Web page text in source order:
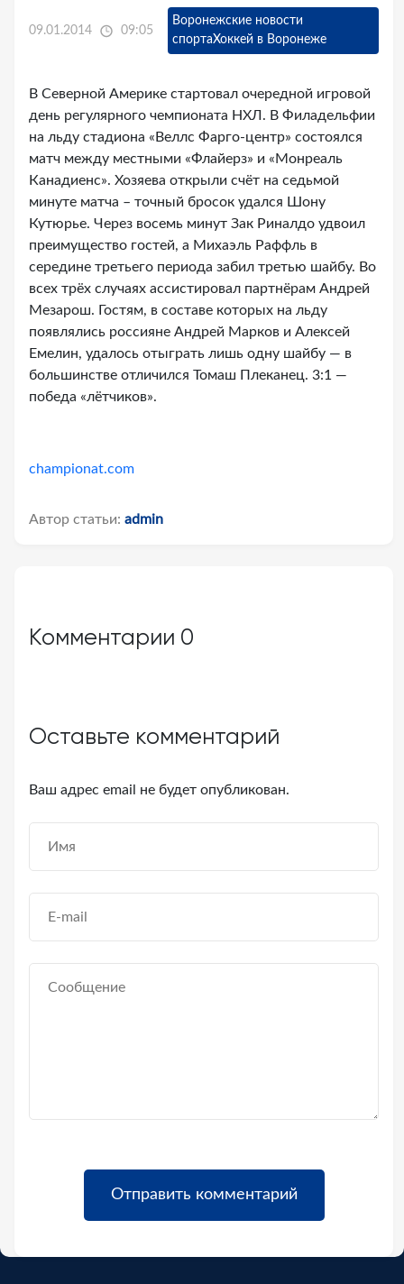
09.01.2014 09:05
Воронежские новости
спортаХоккей в Воронеже
В Северной Америке стартовал очередной игровой
день регулярного чемпионата НХЛ. В Филадельфии
на льду стадиона «Веллс Фарго-центр» состоялся
матч между местными «Флайерз» и «Монреаль
Канадиенс». Хозяева открыли счёт на седьмой
минуте матча – точный бросок удался Шону
Кутюрье. Через восемь минут Зак Риналдо удвоил
преимущество гостей, а Михаэль Раффль в
середине третьего периода забил третью шайбу. Во
всех трёх случаях ассистировал партнёрам Андрей
Мезарош. Гостям, в составе которых на льду
появлялись россияне Андрей Марков и Алексей
Емелин, удалось отыграть лишь одну шайбу — в
большинстве отличился Томаш Плеканец. 3:1 —
победа «лётчиков».
championat.com
Автор статьи: admin
Комментарии 0
Оставьте комментарий
Ваш адрес email не будет опубликован.